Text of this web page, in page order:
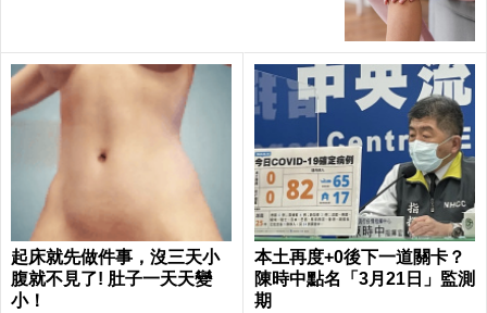
起床就先做件事，沒三天小
腹就不見了! 肚子一天天變
小！
本土再度+0後下一道關卡？
陳時中點名「3月21日」監測
期